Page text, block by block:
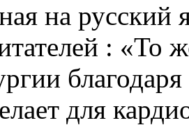
на
: «То
для